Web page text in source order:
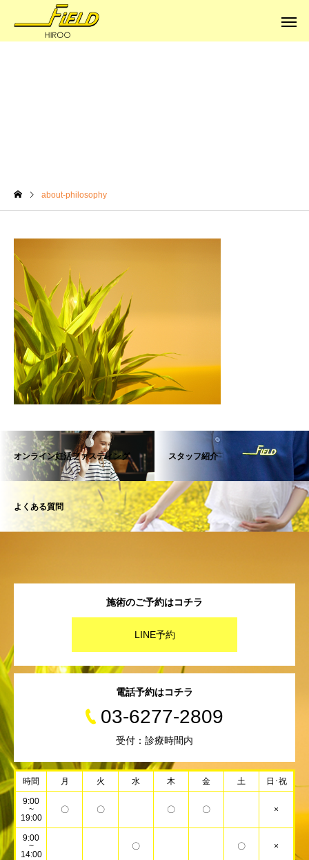
体はサビていく 本当の健康に
about-philosophy
オンライン妊活ファスティング スタッフ紹介
よくある質問
施術のご予約はコチラ
LINE予約
電話予約はコチラ
03-6277-2809
受付：診療時間内
時間 月 火 水 木 金 土 日･祝
9:00
~
19:00
〇 〇 〇 〇 ×
9:00
~
14:00
〇 〇 ×